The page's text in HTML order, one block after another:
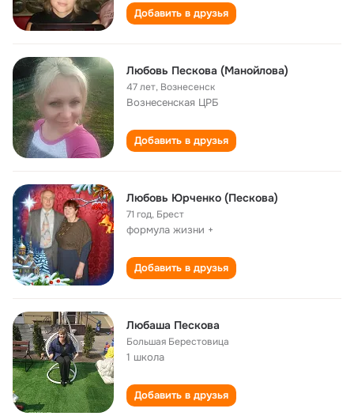
Добавить в друзья
Любовь Пескова (Манойлова)
47 лет, Вознесенск
Вознесенская ЦРБ
Добавить в друзья
Любовь Юрченко (Пескова)
71 год, Брест
формула жизни +
Добавить в друзья
Любаша Пескова
Большая Берестовица
1 школа
Добавить в друзья